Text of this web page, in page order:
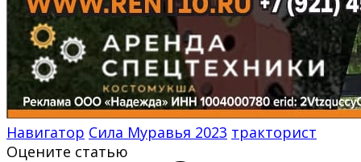
Навигатор Сила Муравья 2023 тракторист
Оцените статью